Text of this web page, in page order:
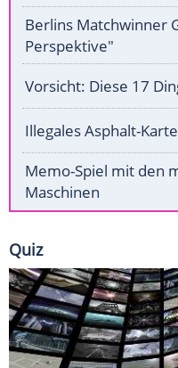
Berlins Matchwinner
Perspektive"
Vorsicht: Diese 17
Illegales Asphalt-
Memo-Spiel mit den
Maschinen
Quiz